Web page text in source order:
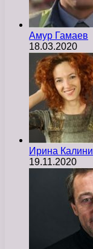
Амур Гамаев
18.03.2020
Ирина
19.11.2020